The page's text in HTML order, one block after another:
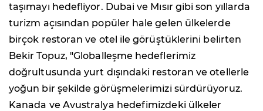
taşımayı hedefliyor. Dubai ve Mısır gibi son yıllarda
turizm açısından popüler hale gelen ülkelerde
birçok restoran ve otel ile görüştüklerini belirten
Bekir Topuz, "Globalleşme hedeflerimiz
doğrultusunda yurt dışındaki restoran ve otellerle
yoğun bir şekilde görüşmelerimizi sürdürüyoruz.
Kanada ve Avustralya hedefimizdeki ülkeler